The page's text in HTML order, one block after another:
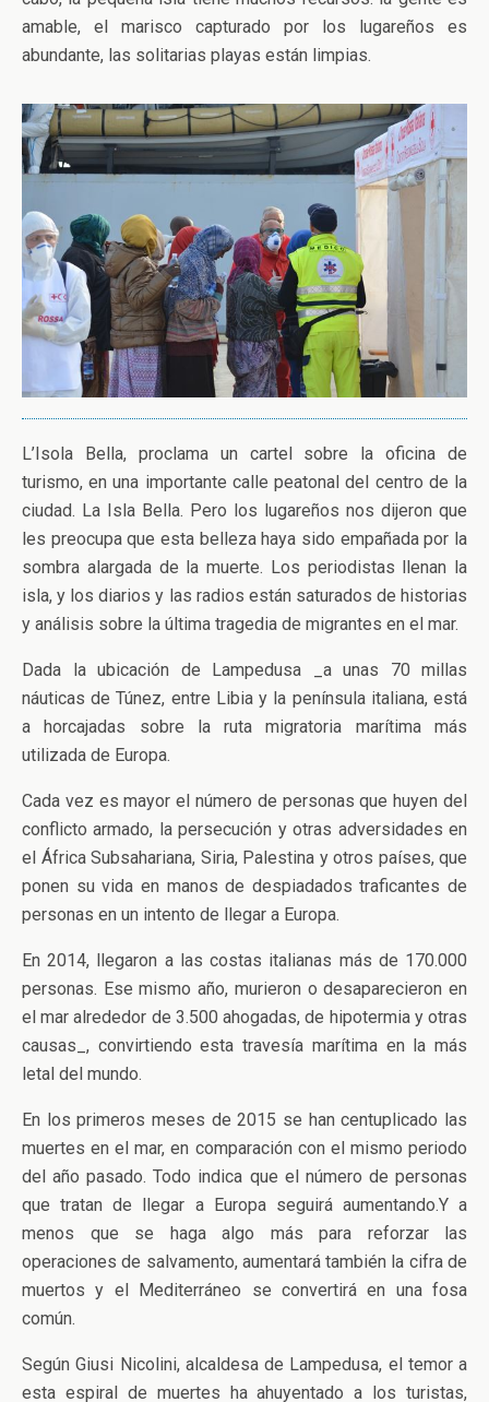
amable, el marisco capturado por los lugareños es
abundante, las solitarias playas están limpias.
L’Isola Bella, proclama un cartel sobre la oficina de
turismo, en una importante calle peatonal del centro de la
ciudad. La Isla Bella. Pero los lugareños nos dijeron que
les preocupa que esta belleza haya sido empañada por la
sombra alargada de la muerte. Los periodistas llenan la
isla, y los diarios y las radios están saturados de historias
y análisis sobre la última tragedia de migrantes en el mar.
Dada la ubicación de Lampedusa _a unas 70 millas
náuticas de Túnez, entre Libia y la península italiana, está
a horcajadas sobre la ruta migratoria marítima más
utilizada de Europa.
Cada vez es mayor el número de personas que huyen del
conflicto armado, la persecución y otras adversidades en
el África Subsahariana, Siria, Palestina y otros países, que
ponen su vida en manos de despiadados traficantes de
personas en un intento de llegar a Europa.
En 2014, llegaron a las costas italianas más de 170.000
personas. Ese mismo año, murieron o desaparecieron en
el mar alrededor de 3.500 ahogadas, de hipotermia y otras
causas_, convirtiendo esta travesía marítima en la más
letal del mundo.
En los primeros meses de 2015 se han centuplicado las
muertes en el mar, en comparación con el mismo periodo
del año pasado. Todo indica que el número de personas
que tratan de llegar a Europa seguirá aumentando.Y a
menos que se haga algo más para reforzar las
operaciones de salvamento, aumentará también la cifra de
muertos y el Mediterráneo se convertirá en una fosa
común.
Según Giusi Nicolini, alcaldesa de Lampedusa, el temor a
esta espiral de muertes ha ahuyentado a los turistas,